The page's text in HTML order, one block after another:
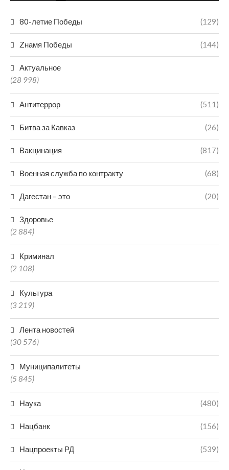
80-летие Победы (129)
Zнамя Победы (144)
Актуальное
(28 998)
Антитеррор (511)
Битва за Кавказ (26)
Вакцинация (817)
Военная служба по контракту (68)
Дагестан – это (20)
Здоровье
(2 884)
Криминал
(2 108)
Культура
(3 219)
Лента новостей
(30 576)
Муниципалитеты
(5 845)
Наука (480)
Нацбанк (156)
Нацпроекты РД (539)